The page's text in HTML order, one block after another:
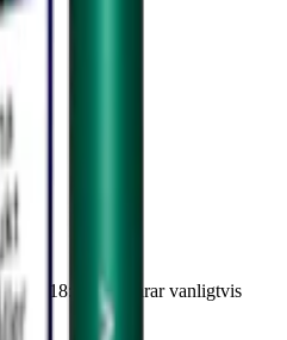
- 18:00 Vi svarar vanligtvis